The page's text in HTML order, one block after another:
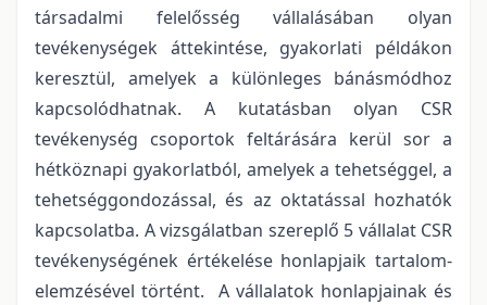
társadalmi felelősség vállalásában olyan
tevékenységek áttekintése, gyakorlati példákon
keresztül, amelyek a különleges bánásmódhoz
kapcsolódhatnak. A kutatásban olyan CSR
tevékenység csoportok feltárására kerül sor a
hétköznapi gyakorlatból, amelyek a tehetséggel, a
tehetséggondozással, és az oktatással hozhatók
kapcsolatba. A vizsgálatban szereplő 5 vállalat CSR
tevékenységének értékelése honlapjaik tartalom-
elemzésével történt. A vállalatok honlapjainak és